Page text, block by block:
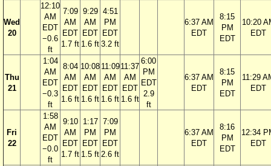
Wed
20
12:10
AM
EDT
−0.6
ft
7:09
AM
EDT
1.7 ft
9:29
AM
EDT
1.6 ft
4:51
PM
EDT
3.2 ft
6:37 AM
EDT
8:15
PM
EDT
10:20
EDT
Thu
21
1:04
AM
EDT
−0.3
ft
8:04
AM
EDT
1.6 ft
10:08
AM
EDT
1.6 ft
11:09
AM
EDT
1.6 ft
11:37
AM
EDT
1.6 ft
6:00
PM
EDT
2.9
ft
6:37 AM
EDT
8:15
PM
EDT
11:29
EDT
Fri
22
1:58
AM
EDT
−0.0
ft
9:10
AM
EDT
1.7 ft
1:17
PM
EDT
1.5 ft
7:09
PM
EDT
2.6 ft
6:37 AM
EDT
8:16
PM
EDT
12:34
EDT